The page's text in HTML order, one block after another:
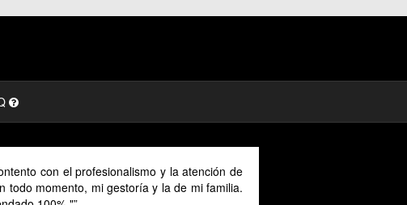
con el profesionalismo y la atención de
todo momento, mi gestoría y la de mi familia.